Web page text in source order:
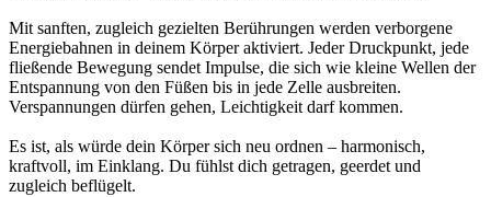
Mit sanften, zugleich gezielten Berührungen werden verborgene
Energiebahnen in deinem Körper aktiviert. Jeder Druckpunkt, jede
fließende Bewegung sendet Impulse, die sich wie kleine Wellen der
Entspannung von den Füßen bis in jede Zelle ausbreiten.
Verspannungen dürfen gehen, Leichtigkeit darf kommen.
Es ist, als würde dein Körper sich neu ordnen – harmonisch,
kraftvoll, im Einklang. Du fühlst dich getragen, geerdet und
zugleich beflügelt.